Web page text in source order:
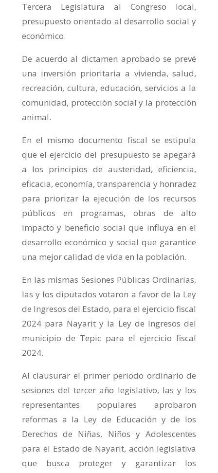
Tercera Legislatura al Congreso local,
presupuesto orientado al desarrollo social y
económico.
De acuerdo al dictamen aprobado se prevé
una inversión prioritaria a vivienda, salud,
recreación, cultura, educación, servicios a la
comunidad, protección social y la protección
animal.
En el mismo documento fiscal se estipula
que el ejercicio del presupuesto se apegará
a los principios de austeridad, eficiencia,
eficacia, economía, transparencia y honradez
para priorizar la ejecución de los recursos
públicos en programas, obras de alto
impacto y beneficio social que influya en el
desarrollo económico y social que garantice
una mejor calidad de vida en la población.
En las mismas Sesiones Públicas Ordinarias,
las y los diputados votaron a favor de la Ley
de Ingresos del Estado, para el ejercicio fiscal
2024 para Nayarit y la Ley de Ingresos del
municipio de Tepic para el ejercicio fiscal
2024.
Al clausurar el primer periodo ordinario de
sesiones del tercer año legislativo, las y los
representantes populares aprobaron
reformas a la Ley de Educación y de los
Derechos de Niñas, Niños y Adolescentes
para el Estado de Nayarit, acción legislativa
que busca proteger y garantizar los